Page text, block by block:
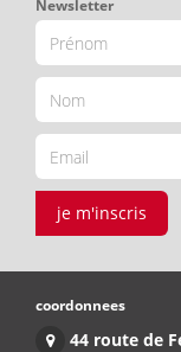
Newsletter
je m'inscris
coordonnees
44 route de